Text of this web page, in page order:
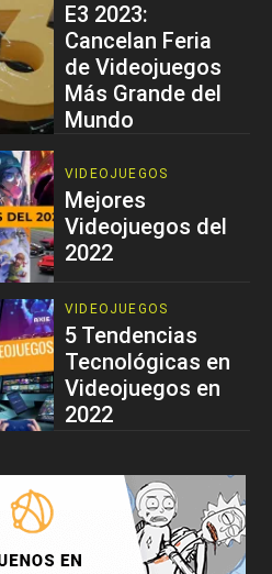
E3 2023:
Cancelan Feria
de Videojuegos
Más Grande del
Mundo
VIDEOJUEGOS
Mejores
Videojuegos del
2022
VIDEOJUEGOS
5 Tendencias
Tecnológicas en
Videojuegos en
2022